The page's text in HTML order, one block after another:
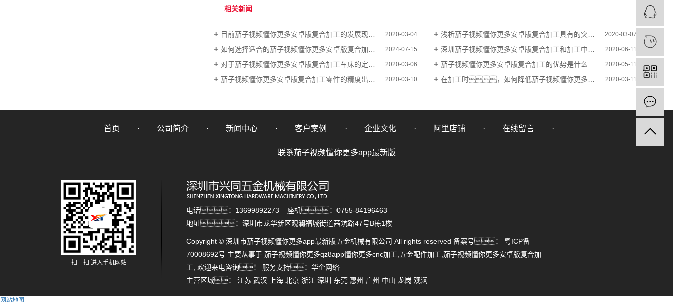
相关新闻
目前茄子视频懂你更多安卓版复合加工的发展现状是怎么样的呢？ 2020-03-04 浅析茄子视频懂你更多安卓版复合加工具有的突出优势！ 2020-03-07
如何选择适合的茄子视频懂你更多安卓版复合加工设备？ 2024-07-15 深圳茄子视频懂你更多安卓版复合加工和加工中心的区别是 2020-06-11
对于茄子视频懂你更多安卓版复合加工车床的定义是什么呢？ 2020-03-06 茄子视频懂你更多安卓版复合加工的优势是什么 2020-05-11
茄子视频懂你更多安卓版复合加工零件的精度出现差异是什么原因导致的？ 2020-03-10 在加工时，如何降低茄子视频懂你更多安卓版复合加工时的噪音？ 2020-03-11
首页 公司简介 新闻中心 客户案例 企业文化 阿里店铺 在线留言
联系茄子视频懂你更多app最新版
扫一扫 进入手机网站
电话：13699892273 座机：0755-84196463
地址：深圳市龙华新区观澜福城街道茜坑路47号B栋1楼
Copyright © 深圳市茄子视频懂你更多app最新版五金机械有限公司 All rights reserved 备案号： 粤ICP备
70008692号 主要从事于 茄子视频懂你更多qz8app懂你更多cnc加工 五金配件加工 茄子视频懂你更多安卓版复合加
工 , 欢迎来电咨询！ 服务支持： 华企网络
主营区域： 江苏 武汉 上海 北京 浙江 深圳 东莞 惠州 广州 中山 龙岗 观澜
网站地图